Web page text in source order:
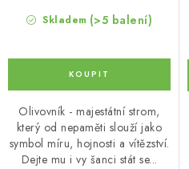
Skladem (>5 balení)
Olivovník - majestátní strom,
který od nepaměti slouží jako
symbol míru, hojnosti a vítězství.
Dejte mu i vy šanci stát se...